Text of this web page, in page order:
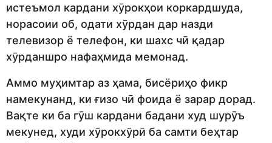
истеъмол кардани хӯрокҳои коркардшуда,
норасоии об, одати хӯрдан дар назди
телевизор ё телефон, ки шахс чӣ қадар
хӯрданшро нафаҳмида мемонад.
Аммо муҳимтар аз ҳама, бисёриҳо фикр
намекунанд, ки ғизо чӣ фоида ё зарар дорад.
Вақте ки ба гӯш кардани бадани худ шурӯъ
мекунед, худи хӯрокхӯрӣ ба самти беҳтар